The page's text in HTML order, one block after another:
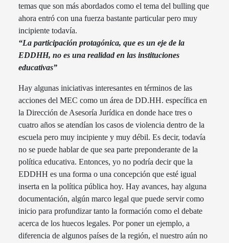
temas que son más abordados como el tema del bulling que
ahora entró con una fuerza bastante particular pero muy
incipiente todavía.
“La participación protagónica, que es un eje de la
EDDHH, no es una realidad en las instituciones
educativas”
Hay algunas iniciativas interesantes en términos de las
acciones del MEC como un área de DD.HH. específica en
la Dirección de Asesoría Jurídica en donde hace tres o
cuatro años se atendían los casos de violencia dentro de la
escuela pero muy incipiente y muy débil. Es decir, todavía
no se puede hablar de que sea parte preponderante de la
política educativa. Entonces, yo no podría decir que la
EDDHH es una forma o una concepción que esté igual
inserta en la política pública hoy. Hay avances, hay alguna
documentación, algún marco legal que puede servir como
inicio para profundizar tanto la formación como el debate
acerca de los huecos legales. Por poner un ejemplo, a
diferencia de algunos países de la región, el nuestro aún no